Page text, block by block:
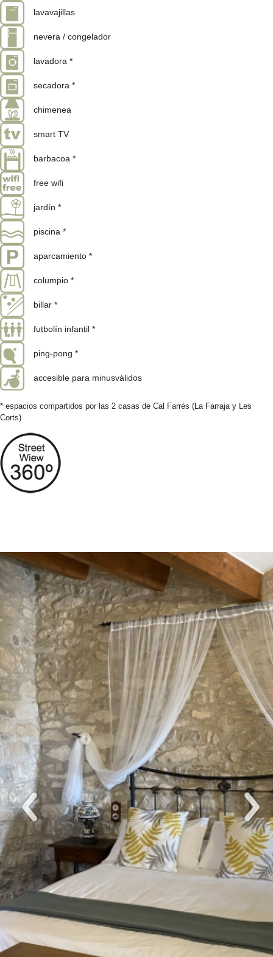
lavavajillas
nevera / congelador
lavadora *
secadora *
chimenea
smart TV
barbacoa *
free wifi
jardín *
piscina *
aparcamiento *
columpio *
billar *
futbolín infantil *
ping-pong *
accesible para minusválidos
* espacios compartidos por las 2 casas de Cal Farrés (La Farraja y Les
Corts)